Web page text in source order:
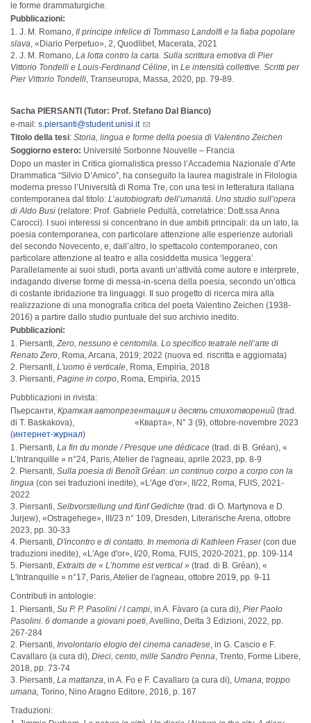
le forme drammaturgiche.
Pubblicazioni:
J. M. Romano, Il principe infelice di Tommaso Landolfi e la fiaba popolare
slava, «Diario Perpetuo», 2, Quodlibet, Macerata, 2021
J. M. Romano, La lotta contro la carta. Sulla scrittura emotiva di Pier
Vittorio Tondelli e Louis-Ferdinand Céline, in Le intensità collettive. Scritti per
Pier Vittorio Tondelli, Transeuropa, Massa, 2020, pp. 79-89.
Sacha PIERSANTI (Tutor: Prof. Stefano Dal Bianco)
e-mail: s.piersanti@student.unisi.it
Titolo della tesi: Storia, lingua e forme della poesia di Valentino Zeichen
Soggiorno estero: Université Sorbonne Nouvelle – Francia
Dopo un master in Critica giornalistica presso l’Accademia Nazionale d’Arte
Drammatica “Silvio D’Amico”, ha conseguito la laurea magistrale in Filologia
moderna presso l’Università di Roma Tre, con una tesi in letteratura italiana
contemporanea dal titolo: L’autobiografo dell’umanità. Uno studio sull’opera
di Aldo Busi (relatore: Prof. Gabriele Pedullà, correlatrice: Dott.ssa Anna
Carocci). I suoi interessi si concentrano in due ambiti principali: da un lato, la
poesia contemporanea, con particolare attenzione alle esperienze autoriali
del secondo Novecento, e, dall’altro, lo spettacolo contemporaneo, con
particolare attenzione al teatro e alla cosiddetta musica ‘leggera’.
Parallelamente ai suoi studi, porta avanti un’attività come autore e interprete,
indagando diverse forme di messa-in-scena della poesia, secondo un’ottica
di costante ibridazione tra linguaggi. Il suo progetto di ricerca mira alla
realizzazione di una monografia critica del poeta Valentino Zeichen (1938-
2016) a partire dallo studio puntuale del suo archivio inedito.
Pubblicazioni:
Piersanti, Zero, nessuno e centomila. Lo specifico teatrale nell’arte di
Renato Zero, Roma, Arcana, 2019; 2022 (nuova ed. riscritta e aggiornata)
Piersanti, L'uomo è verticale, Roma, Empirìa, 2018
Piersanti, Pagine in corpo, Roma, Empirìa, 2015
Pubblicazioni in rivista:
Пьерсанти, Краткая автопрезентация и десять стихотворений (trad.
di T. Baskakova), «Кварта», N° 3 (9), ottobre-novembre 2023
(интернет-журнал)
Piersanti, La fin du monde / Presque une dédicace (trad. di B. Gréan), «
L’Intranquille » n°24, Paris, Atelier de l'agneau, aprile 2023, pp. 8-9
Piersanti, Sulla poesia di Benoît Gréan: un continuo corpo a corpo con la
lingua (con sei traduzioni inedite), «L'Age d'or», II/22, Roma, FUIS, 2021-
2022
Piersanti, Selbvorstellung und fünf Gedichte (trad. di O. Martynova e D.
Jurjew), «Ostragehege», III/23 n° 109, Dresden, Literarische Arena, ottobre
2023, pp. 30-33
Piersanti, D'incontro e di contatto. In memoria di Kathleen Fraser(con due
traduzioni inedite), «L'Age d'or», I/20, Roma, FUIS, 2020-2021, pp. 109-114
Piersanti, Extraits de « L’homme est vertical » (trad. di B. Gréan), «
L'Intranquille » n°17, Paris, Atelier de l'agneau, ottobre 2019, pp. 9-11
Contributi in antologie:
Piersanti, Su P. P. Pasolini / I campi, in A. Fàvaro (a cura di), Pier Paolo
Pasolini. 6 domande a giovani poeti, Avellino, Delta 3 Edizioni, 2022, pp.
267-284
Piersanti, Involontario elogio del cinema canadese, in G. Cascio e F.
Cavallaro (a cura di), Dieci, cento, mille Sandro Penna, Trento, Forme Libere,
2018, pp. 73-74
Piersanti, La mattanza, in A. Fo e F. Cavallaro (a cura di), Umana, troppo
umana, Torino, Nino Aragno Editore, 2016, p. 167
Traduzioni: